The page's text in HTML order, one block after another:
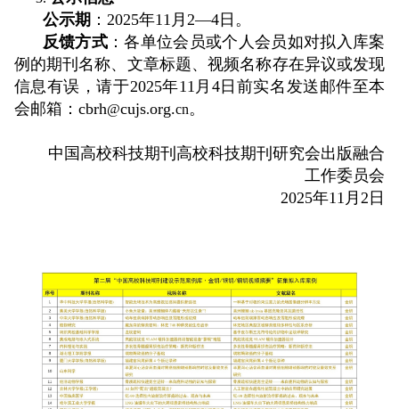
公示期 ： 2025年11月2—4日 。
反馈方式 ：各单位会员或个人会员如对拟入库案
例的期刊名称、文章标题、视频名称存在异议或发现
信息有误，请于2025年11月4日前实名发送邮件至本
会邮箱： cbrh@cujs.org.cn。
中国高校科技期刊高校科技期刊研究会出版融合
工作委员会
2025年11 月2 日